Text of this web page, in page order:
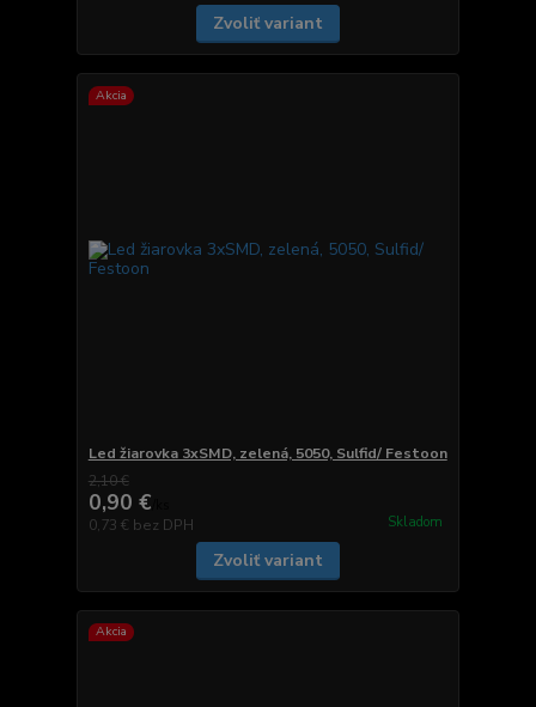
Zvoliť variant
Akcia
Led žiarovka 3xSMD, zelená, 5050, Sulfid/ Festoon
2,10 €
0,90 €
0,73 € bez DPH Skladom
Zvoliť variant
Akcia